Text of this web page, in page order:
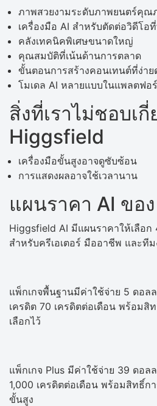
ภาพสวยงามระดับภาพยนตร์คุณ
เครื่องมือ AI สำหรับตัดต่อวิดีโอ
คลังเทคนิคพิเศษขนาดใหญ่
คุณสมบัติที่เน้นด้านการตลาด
ขั้นตอนการสร้างคอนเทนต์ที่ง่าย
โมเดล AI หลายแบบในแพลตฟอ
สิ่งที่เราไม่ชอบเ
Higgsfield
เครื่องมือขั้นสูงอาจดูซับซ้อน
การแสดงผลอาจใช้เวลานาน
แผนราคา AI ขอ
Higgsfield AI มีแผนราคาให้เลือ
สำหรับครีเอเตอร์ มืออาชีพ และที
แพ็กเกจพื้นฐานมีค่าใช้จ่าย 5 ดอล
เครดิต 70 เครดิตต่อเดือน พร้อมสิ
เลือกไว้
แพ็กเกจ Plus มีค่าใช้จ่าย 39 ดอล
1,000 เครดิตต่อเดือน พร้อมสิทธิ์ก
ขั้นสูง